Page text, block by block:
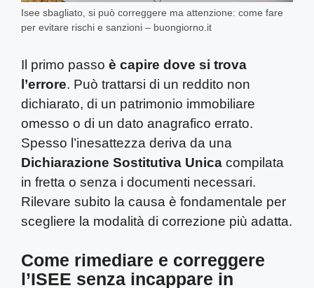
Isee sbagliato, si può correggere ma attenzione: come fare
per evitare rischi e sanzioni – buongiorno.it
Il primo passo è capire dove si trova
l’errore. Può trattarsi di un reddito non
dichiarato, di un patrimonio immobiliare
omesso o di un dato anagrafico errato.
Spesso l’inesattezza deriva da una
Dichiarazione Sostitutiva Unica compilata
in fretta o senza i documenti necessari.
Rilevare subito la causa è fondamentale per
scegliere la modalità di correzione più adatta.
Come rimediare e correggere
l’ISEE senza incappare in